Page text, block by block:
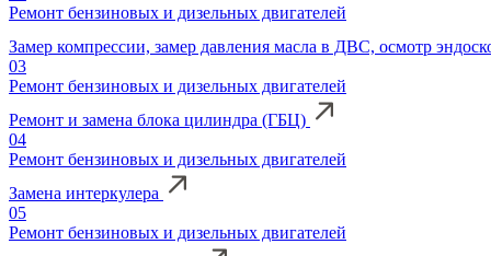
Ремонт бензиновых и дизельных двигателей
Замер компрессии, замер давления масла в ДВС, осмотр
03
Ремонт бензиновых и дизельных двигателей
Ремонт и замена блока цилиндра (ГБЦ)
04
Ремонт бензиновых и дизельных двигателей
Замена интеркулера
05
Ремонт бензиновых и дизельных двигателей